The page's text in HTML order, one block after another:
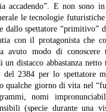
accadendo”. E non sono
le tecnologie
dallo spettatore “primitivo”
con il protagonista che
avuto modo di conoscere
un distacco abbastanza
2384 per lo spettatore
qualche giorno di vita nel
nomi
(specie durante una